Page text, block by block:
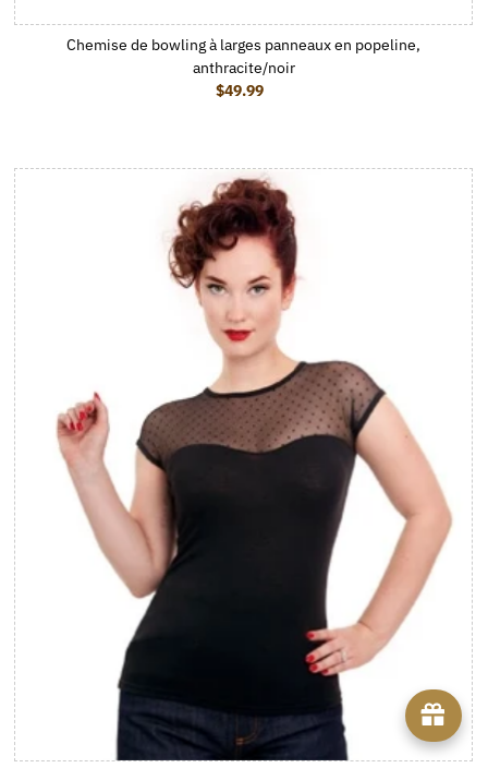
Chemise de bowling à larges panneaux en popeline,
anthracite/noir
Prix ordinaire
$49.99